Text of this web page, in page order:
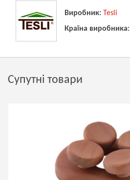
Виробник: Tesli
Країна виробника:
Супутні товари